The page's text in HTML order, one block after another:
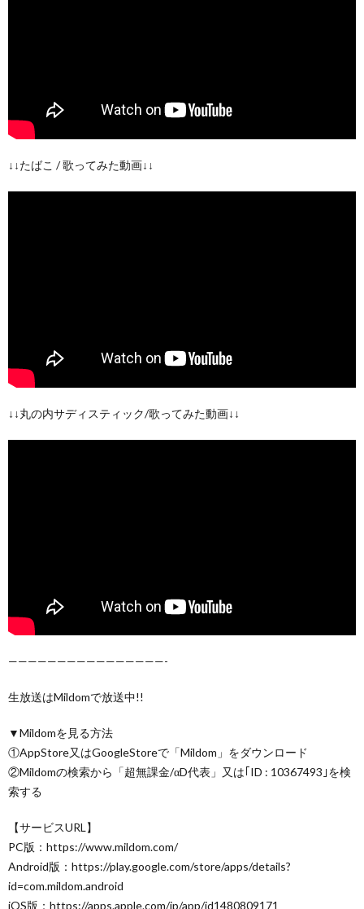
↓↓たばこ / 歌ってみた動画↓↓
↓↓丸の内サディスティック/歌ってみた動画↓↓
————————————————-
生放送はMildomで放送中!!
▼Mildomを見る方法
①AppStore又はGoogleStoreで「Mildom」をダウンロード
②Mildomの検索から「超無課金/αD代表」又は｢ID : 10367493｣を検
索する
【サービスURL】
PC版：https://www.mildom.com/
Android版：https://play.google.com/store/apps/details?
id=com.mildom.android
iOS版：https://apps.apple.com/jp/app/id1480809171